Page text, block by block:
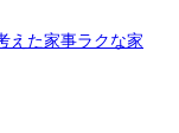
えた家事ラクな家